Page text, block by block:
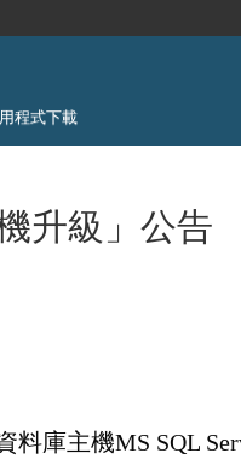
升級」公告
庫主機MS SQL